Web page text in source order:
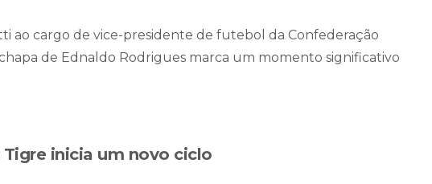
ao cargo de vice-presidente de futebol da Confederação
de Ednaldo Rodrigues marca um momento significativo
inicia um novo ciclo